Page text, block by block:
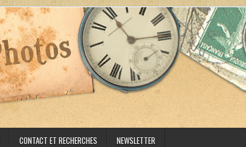
CONTACT ET RECHERCHES NEWSLETTER